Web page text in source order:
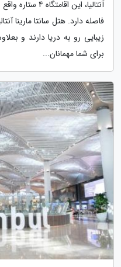
آنتالیا، این
فاصله دارد. هتل سانتا مارینا
زیبایی رو به دریا دارند و
برای شما مهمانان...